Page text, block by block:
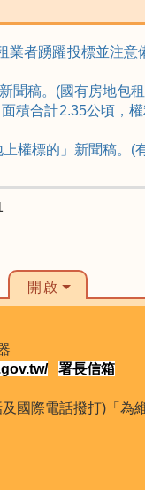
者踴躍投標並注
聞稿。(國有房地包
積合計2.35公頃，
權標的」新聞稿。(
開啟
署長信箱
際電話撥打)「為